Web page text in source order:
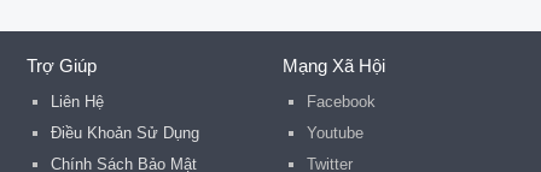
Trợ Giúp
Liên Hệ
Điều Khoản Sử Dụng
Chính Sách Bảo Mật
Mạng Xã Hội
Facebook
Youtube
Twitter